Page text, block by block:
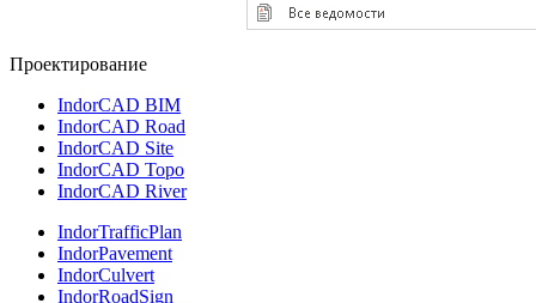
Проектирование
IndorCAD BIM
IndorCAD Road
IndorCAD Site
IndorCAD Topo
IndorCAD River
IndorTrafficPlan
IndorPavement
IndorCulvert
IndorRoadSign